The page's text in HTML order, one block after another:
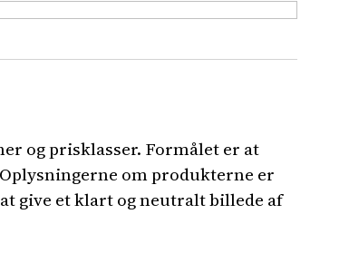
og prisklasser. Formålet er at
om produkterne er
give et klart og neutralt billede af